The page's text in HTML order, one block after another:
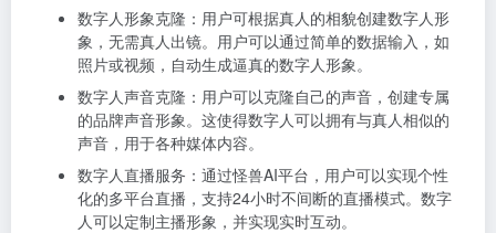
数字人形象克隆：用户可根据真人的相貌创建数字人形
象，无需真人出镜。用户可以通过简单的数据输入，如
照片或视频，自动生成逼真的数字人形象。
数字人声音克隆：用户可以克隆自己的声音，创建专属
的品牌声音形象。这使得数字人可以拥有与真人相似的
声音，用于各种媒体内容。
数字人直播服务：通过怪兽AI平台，用户可以实现个性
化的多平台直播，支持24小时不间断的直播模式。数字
人可以定制主播形象，并实现实时互动。